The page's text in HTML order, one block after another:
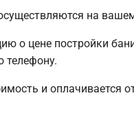
на
о цене постройки
телефону.
и оплачивается